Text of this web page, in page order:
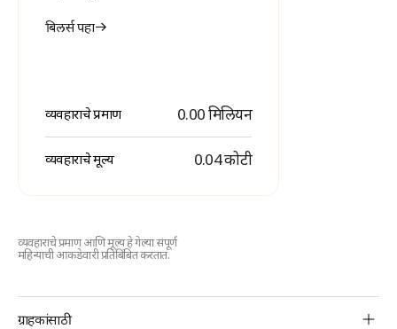
बिलर्स पहा
व्यवहाराचे प्रमाण 0.00 मिलियन
व्यवहाराचे मूल्य ₹ 0.04 कोटी
व्यवहाराचे प्रमाण आणि मूल्य हे गेल्या संपूर्ण
महिन्याची आकडेवारी प्रतिबिंबित करतात.
Footer
ग्राहकांसाठी